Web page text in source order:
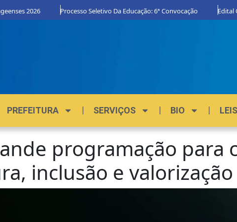
2026 Processo Seletivo Da Educação: 6ª Convocação Edital
PREFEITURA SERVIÇOS BIO LEIS
programação para
inclusão e